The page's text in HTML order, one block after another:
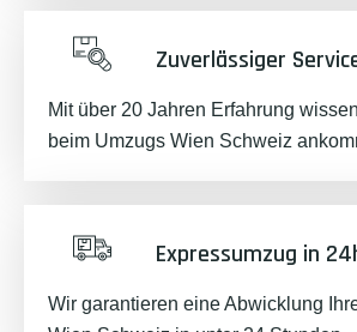
Zuverlässiger
Mit über 20 Jahren Erfahrung
beim Umzugs Wien Schweiz
Expressumzug in
Wir garantieren eine Abwicklung